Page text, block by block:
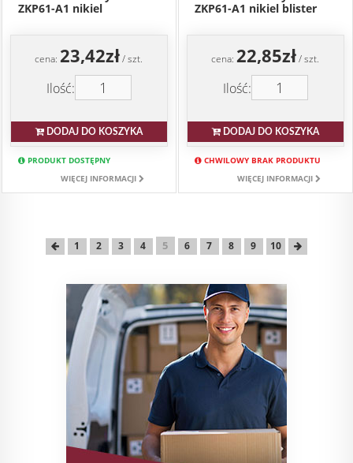
ZKP61-A1 nikiel
cena:23,42zł/ szt.
Ilość:
DODAJ DO KOSZYKA
PRODUKT DOSTĘPNY
WIĘCEJ INFORMACJI
ZKP61-A1 nikiel blister
cena:22,85zł/ szt.
Ilość:
DODAJ DO KOSZYKA
CHWILOWY BRAK PRODUKTU
WIĘCEJ INFORMACJI
1 2 3 4 5 6 7 8 9 10